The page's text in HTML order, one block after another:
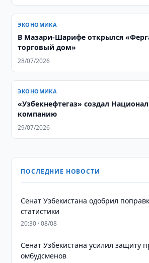
ЭКОНОМИКА
В Мазари-Шарифе открылся
торговый дом»
28/07/2026
ЭКОНОМИКА
«Узбекнефтегаз» создал
компанию
29/07/2026
ПОСЛЕДНИЕ НОВОСТИ
Сенат Узбекистана одобрил
статистики
20:30 · 08/08
Сенат Узбекистана усилил защиту
омбудсменов